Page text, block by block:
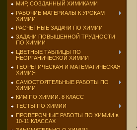
МИР, СОЗДАННЫЙ ХИМИКАМИ
РАБОЧИЕ МАТЕРИАЛЫ К УРОКАМ
ХИМИИ
РАСЧЕТНЫЕ ЗАДАЧИ ПО ХИМИИ
ЗАДАЧИ ПОВЫШЕННОЙ ТРУДНОСТИ
ПО ХИМИИ
ЦВЕТНЫЕ ТАБЛИЦЫ ПО
НЕОРГАНИЧЕСКОЙ ХИМИИ
ТЕОРЕТИЧЕСКАЯ И МАТЕМАТИЧЕСКАЯ
ХИМИЯ
САМОСТОЯТЕЛЬНЫЕ РАБОТЫ ПО
ХИМИИ
КИМ ПО ХИМИИ. 8 КЛАСС
ТЕСТЫ ПО ХИМИИ
ПРОВЕРОЧНЫЕ РАБОТЫ ПО ХИМИИ в
10-11 КЛАССАХ